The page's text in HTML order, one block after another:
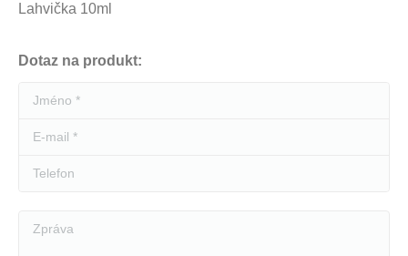
Lahvička 10ml
Dotaz na produkt:
Jméno *
E-mail *
Telefon